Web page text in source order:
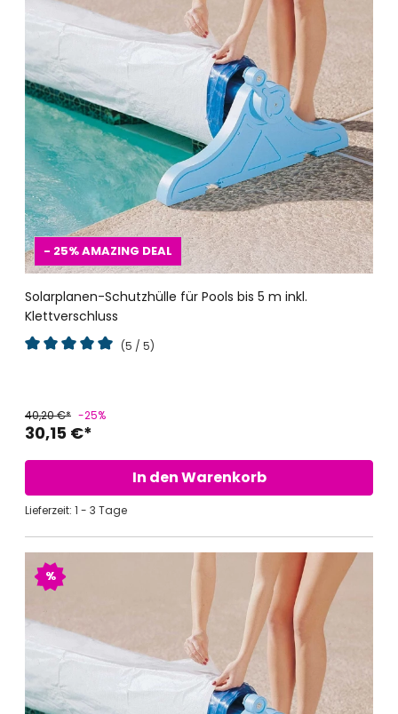
- 25%AMAZING DEAL
Solarplanen-Schutzhülle für Pools bis 5 m inkl.
Klettverschluss
(5 / 5)
30,15 €*
40,20 €* -25%
In den Warenkorb
Lieferzeit: 1 - 3 Tage
%